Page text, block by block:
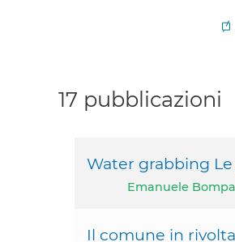
17 pubblicazioni
Water grabbing Le
Emanuele
Il comune in